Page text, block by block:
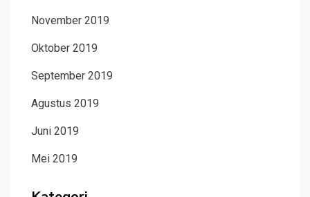
November 2019
Oktober 2019
September 2019
Agustus 2019
Juni 2019
Mei 2019